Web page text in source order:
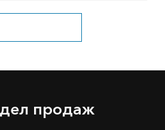
все отрасли
продаж